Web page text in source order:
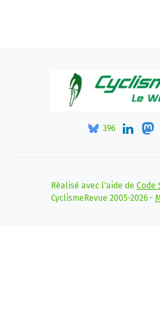
396
Réalisé avec l'aide de Code
CyclismeRevue 2005-2026 -